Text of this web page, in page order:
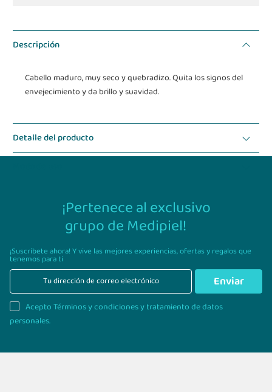
Descripción
Cabello maduro, muy seco y quebradizo. Quita los signos del
envejecimiento y da brillo y suavidad.
Detalle del producto
¡Pertenece al exclusivo
grupo de Medipiel!
¡Suscríbete ahora! Y vive las mejores experiencias,ofertas y regalos que
tenemos para ti
Enviar
Acepto Términos y condiciones y tratamiento de datos
personales.